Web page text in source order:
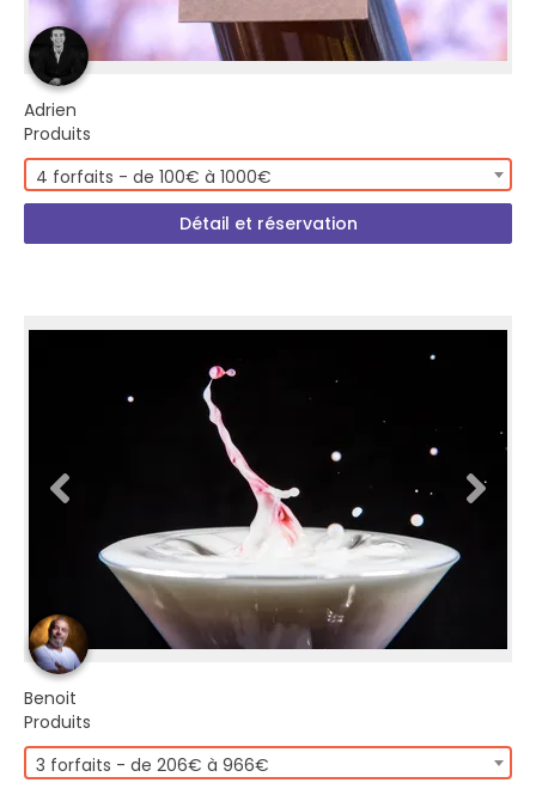
Adrien
Produits
4 forfaits - de 100€ à 1000€
Détail et réservation
Benoit
Produits
3 forfaits - de 206€ à 966€